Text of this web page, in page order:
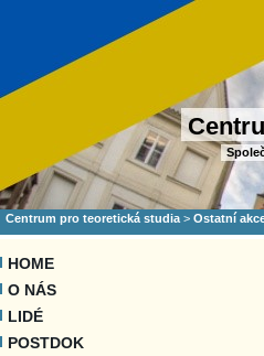
Centrum pro teoretická studia > Ostatní
HOME
O NÁS
LIDÉ
POSTDOK